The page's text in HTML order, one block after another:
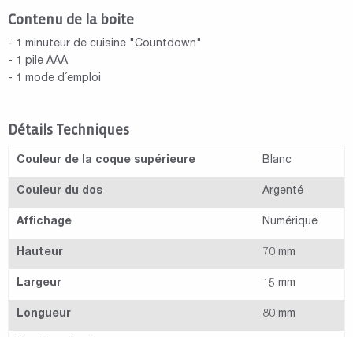
Contenu de la boite
- 1 minuteur de cuisine "Countdown"
- 1 pile AAA
- 1 mode d´emploi
Détails Techniques
Couleur de la coque supérieure Blanc
Couleur du dos Argenté
Affichage Numérique
Hauteur 70 mm
Largeur 15 mm
Longueur 80 mm